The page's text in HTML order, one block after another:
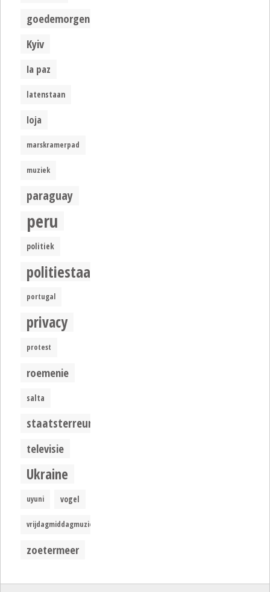
goedemorgen
Kyiv
la paz
latenstaan
loja
marskramerpad
muziek
paraguay
peru
politiek
politiestaat
portugal
privacy
protest
roemenie
salta
staatsterreur
televisie
Ukraine
uyuni vogel
vrijdagmiddagmuziek
zoetermeer